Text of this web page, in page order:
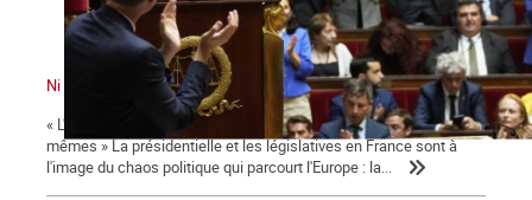
Ni le gouvernement ni l'Assemblée ne nous représente !
« L'émancipation des travailleurs sera l'œuvre des travailleurs eux-
mêmes » La présidentielle et les législatives en France sont à
l'image du chaos politique qui parcourt l'Europe : la...